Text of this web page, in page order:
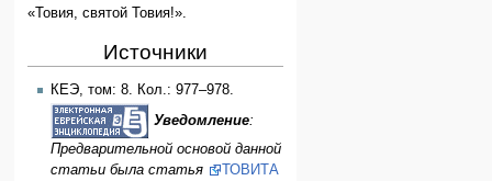
«Товия, святой Товия!».
Источники
КЕЭ, том: 8. Кол.: 977–978.
Уведомление:
Предварительной основой данной
статьи была статья
ТОВИТА